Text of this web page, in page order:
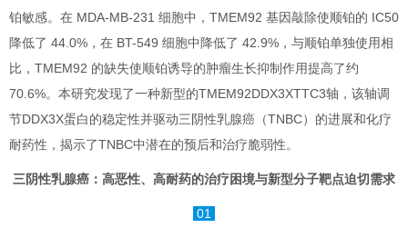
铂敏感。在 MDA-MB-231 细胞中，TMEM92 基因敲除使顺铂的 IC50
降低了 44.0%，在 BT-549 细胞中降低了 42.9%，与顺铂单独使用相
比，TMEM92 的缺失使顺铂诱导的肿瘤生长抑制作用提高了约
70.6%。本研究发现了一种新型的TMEM92DDX3XTTC3轴，该轴调
节DDX3X蛋白的稳定性并驱动三阴性乳腺癌（TNBC）的进展和化疗
耐药性，揭示了TNBC中潜在的预后和治疗脆弱性。
三阴性乳腺癌：高恶性、高耐药的治疗困境与新型分子靶点迫切需求
01